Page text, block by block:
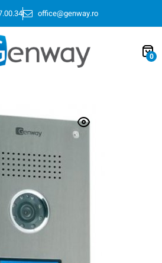
office@genway.ro
0